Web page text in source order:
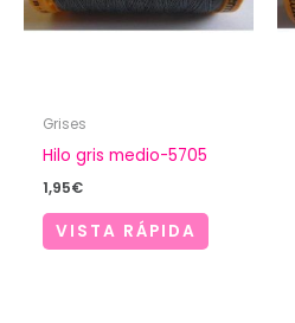
Grises
Hilo gris medio-5705
1,95€
VISTA RÁPIDA